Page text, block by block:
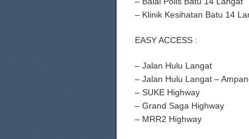
– Klinik Kesihatan Batu 14
EASY ACCESS :
– Jalan Hulu Langat
– Jalan Hulu Langat –
– SUKE Highway
– Grand Saga Highway
– MRR2 Highway